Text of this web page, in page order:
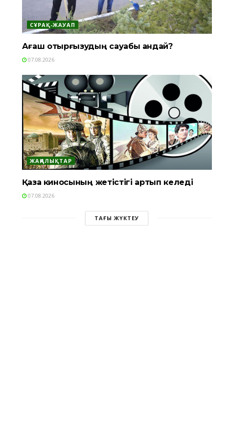
СҰРАҚ-ЖАУАП
Ағаш отырғызудың сауабы қандай?
07.08.2026
ЖАҢАЛЫҚТАР
Қазақ киносының жетістігі артып келеді
07.08.2026
ТАҒЫ ЖҮКТЕУ